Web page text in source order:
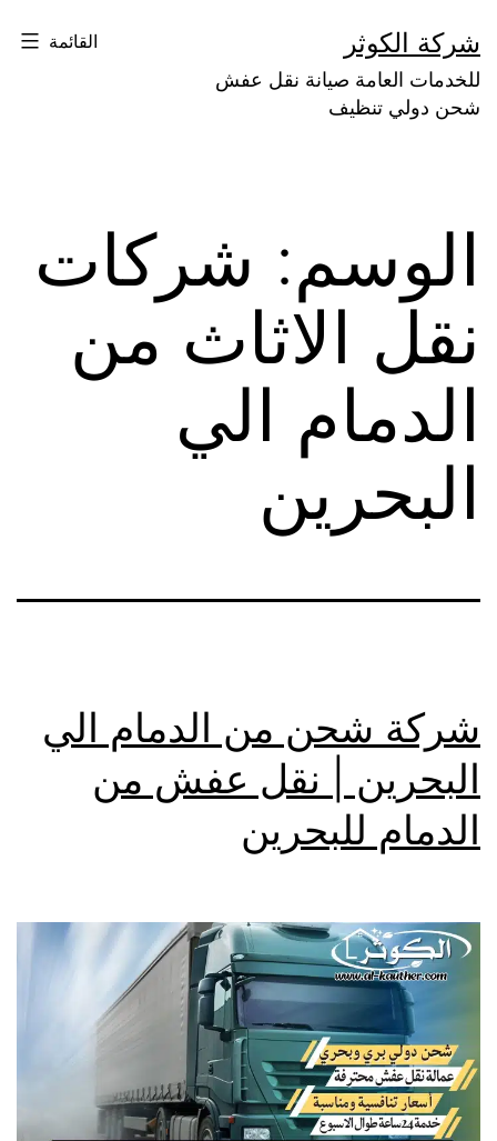
إلى
المحتوى
شركة الكوثر
للخدمات العامة صيانة نقل عفش
شحن دولي تنظيف
القائمة
الوسم: شركات
نقل الاثاث من
الدمام الي
البحرين
شركة شحن من الدمام الي
البحرين | نقل عفش من
الدمام للبحرين